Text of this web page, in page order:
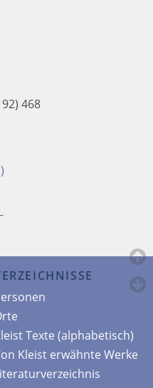
468
Texte (alphabetisch)
Kleist erwähnte Werke